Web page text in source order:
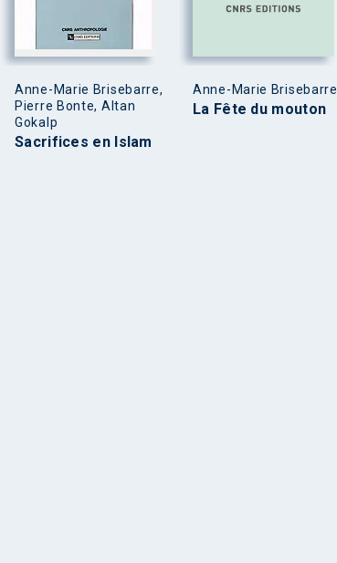
Anne-Marie Brisebarre,
Pierre Bonte, Altan
Gokalp
Sacrifices en Islam
Anne-Marie Brisebarre
La Fête du mouton